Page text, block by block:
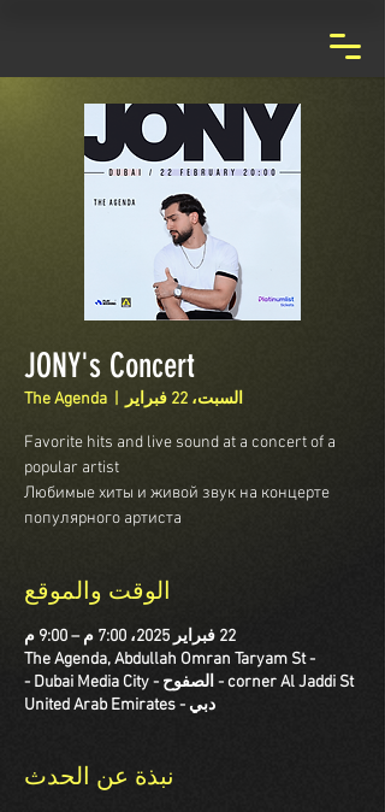
JONY's Concert
السبت، 22 فبراير The Agenda
Favorite hits and live sound at a concert of a
Любимые хиты и живой звук на концерте
популярного артиста
الوقت والموقع
22 فبراير 2025، 7:00 م – 9:00 م
The Agenda, Abdullah Omran Taryam St -
corner Al Jaddi St - الصفوح - Dubai Media City -
دبي - United Arab Emirates
نبذة عن الحدث